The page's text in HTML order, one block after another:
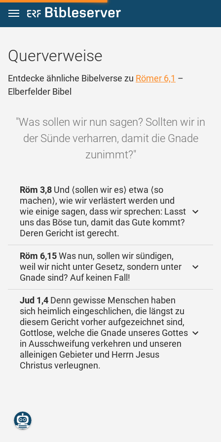
Zum Inhalt springen
Querverweise
Entdecke ähnliche Bibelverse zu Römer 6,1 –
Elberfelder Bibel
"Was sollen wir nun sagen? Sollten wir in
der Sünde verharren, damit die Gnade
zunimmt?"
Röm 3,8 Und ⟨sollen wir es⟩ etwa ⟨so
machen⟩, wie wir verlästert werden und
wie einige sagen, dass wir sprechen: Lasst
uns das Böse tun, damit das Gute kommt?
Deren Gericht ist gerecht.
Röm 6,15Was nun, sollen wir sündigen,
weil wir nicht unter Gesetz, sondern unter
Gnade sind? Auf keinen Fall!
Jud 1,4 Denn gewisse Menschen haben
sich heimlich eingeschlichen, die längst zu
diesem Gericht vorher aufgezeichnet sind,
Gottlose, welche die Gnade unseres Gottes
in Ausschweifung verkehren und unseren
alleinigen Gebieter und Herrn Jesus
Christus verleugnen.